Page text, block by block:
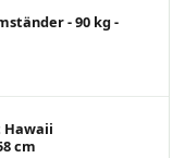
- 90 kg -
Hawaii
cm